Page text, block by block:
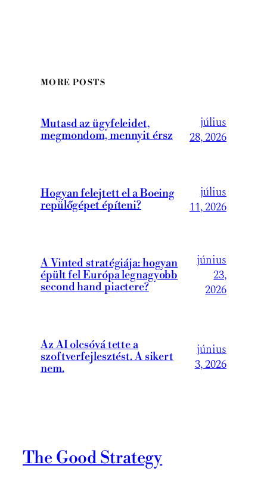
MORE POSTS
Mutasd az ügyfeleidet,
megmondom, mennyit érsz
július
28, 2026
Hogyan felejtett el a Boeing
repülőgépet építeni?
július
11, 2026
A Vinted stratégiája: hogyan
épült fel Európa legnagyobb
second hand piactere?
június
23,
2026
Az AI olcsóvá tette a
szoftverfejlesztést. A sikert
nem.
június
3, 2026
The Good Strategy